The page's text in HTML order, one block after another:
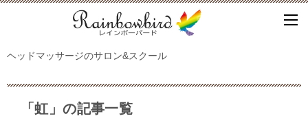
ヘッドマッサージのサロン&スクール
「虹」の記事一覧